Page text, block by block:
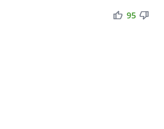
thumb_up thumb_down
95